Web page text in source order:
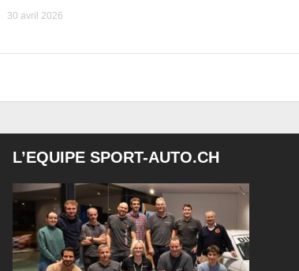
30 avril 2026
L’EQUIPE SPORT-AUTO.CH